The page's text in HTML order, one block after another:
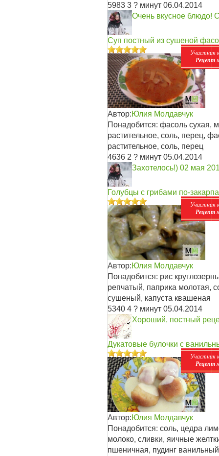
5983 3 ? минут 06.04.2014
Очень вкусное блюдо!
Участник
Рецепт
Суп постный из сушеной
Автор:Юлия Молдавчук
Понадобится: фасоль сухая,
растительное, соль, перец,
растительное, соль, перец
4636 2 ? минут 05.04.2014
Захотелось!) 02 мая
Участник
Рецепт
Голубцы с грибами по-
Автор:Юлия Молдавчук
Понадобится: рис
репчатый, паприка молотая,
сушеный, капуста квашеная
5340 4 ? минут 05.04.2014
Хороший, постный
Участник
Рецепт
Дукатовые булочки с
Автор:Юлия Молдавчук
Понадобится: соль, цедра
молоко, сливки, яичные
пшеничная, пудинг